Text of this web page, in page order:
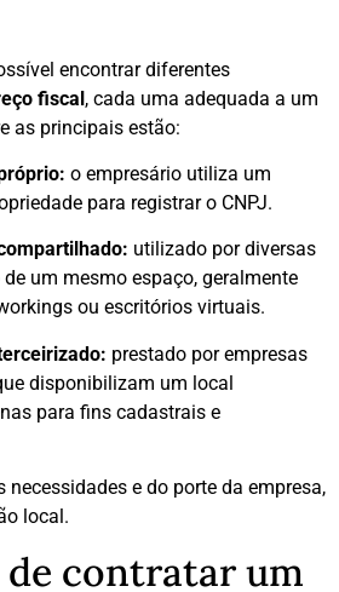
encontrar diferentes
fiscal, cada uma adequada a um
as principais estão:
o empresário utiliza um
para registrar o CNPJ.
utilizado por diversas
um mesmo espaço, geralmente
ou escritórios virtuais.
prestado por empresas
disponibilizam um local
para fins cadastrais e
necessidades e do porte da empresa,
local.
de contratar um